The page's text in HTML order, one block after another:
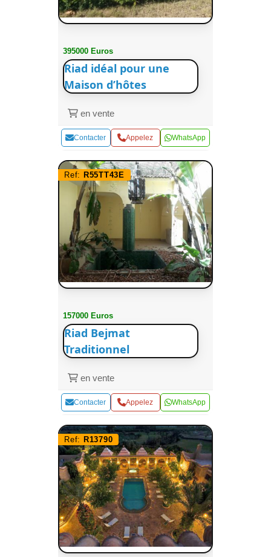
395000 Euros
Riad idéal pour une
Maison d’hôtes
en vente
Contacter Appelez WhatsApp
Ref: R55TT43E
157000 Euros
Riad Bejmat
Traditionnel
en vente
Contacter Appelez WhatsApp
Ref: R13790